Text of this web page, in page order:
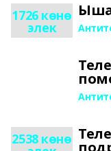
1726 көнө
элек
2538 көнө